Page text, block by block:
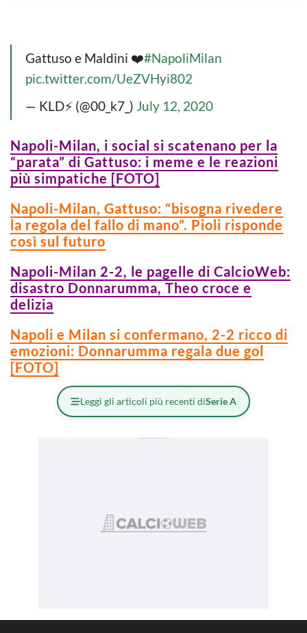
Gattuso e Maldini ❤️#NapoliMilan
pic.twitter.com/UeZVHyi802
— KLD⚡️ (@00_k7_) July 12, 2020
Napoli-Milan, i social si scatenano per la
“parata” di Gattuso: i meme e le reazioni
più simpatiche [FOTO]
Napoli-Milan, Gattuso: “bisogna rivedere
la regola del fallo di mano”. Pioli risponde
così sul futuro
Napoli-Milan 2-2, le pagelle di CalcioWeb:
disastro Donnarumma, Theo croce e
delizia
Napoli e Milan si confermano, 2-2 ricco di
emozioni: Donnarumma regala due gol
[FOTO]
Leggi gli articoli più recenti diSerie A